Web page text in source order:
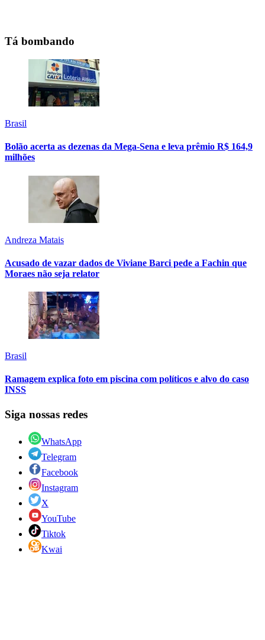
Tá bombando
Brasil
Bolão acerta as dezenas da Mega-Sena e leva prêmio R$ 164,9
milhões
Andreza Matais
Acusado de vazar dados de Viviane Barci pede a Fachin que
Moraes não seja relator
Brasil
Ramagem explica foto em piscina com políticos e alvo do caso
INSS
Siga nossas redes
WhatsApp
Telegram
Facebook
Instagram
X
YouTube
Tiktok
Kwai